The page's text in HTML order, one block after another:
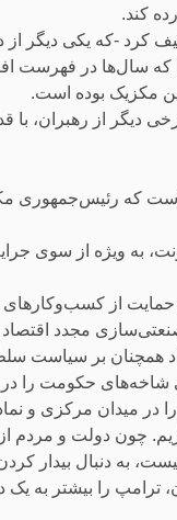
کند.
کرد -که یکی دیگر
کرد. مکزیک همچنین ۲۹ مجرمی را
مکزیک بوده است.
برخی دیگر از رهبران،
که رئیس‌جمهوری
ویژه از سوی جرایم
حمایت از
مجدد
همچنان بر سیاست
حکومت را در
میدان مرکزی و
چون دولت و مردم از
را بیشتر به یک